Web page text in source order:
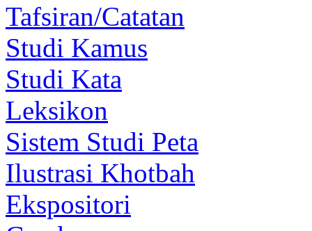
Tafsiran/Catatan
Studi Kamus
Studi Kata
Leksikon
Sistem Studi Peta
Ilustrasi Khotbah
Ekspositori